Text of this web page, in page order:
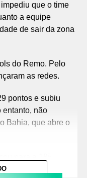
que o time
a equipe
de sair da zona
do Remo. Pelo
as redes.
pontos e subiu
entanto, não
Bahia, que abre o
últimos colocados